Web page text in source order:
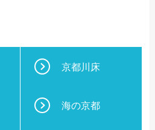
京都川床
海の京都